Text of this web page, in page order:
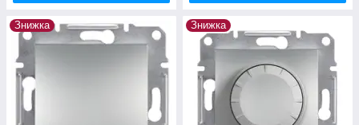
Знижка Знижка